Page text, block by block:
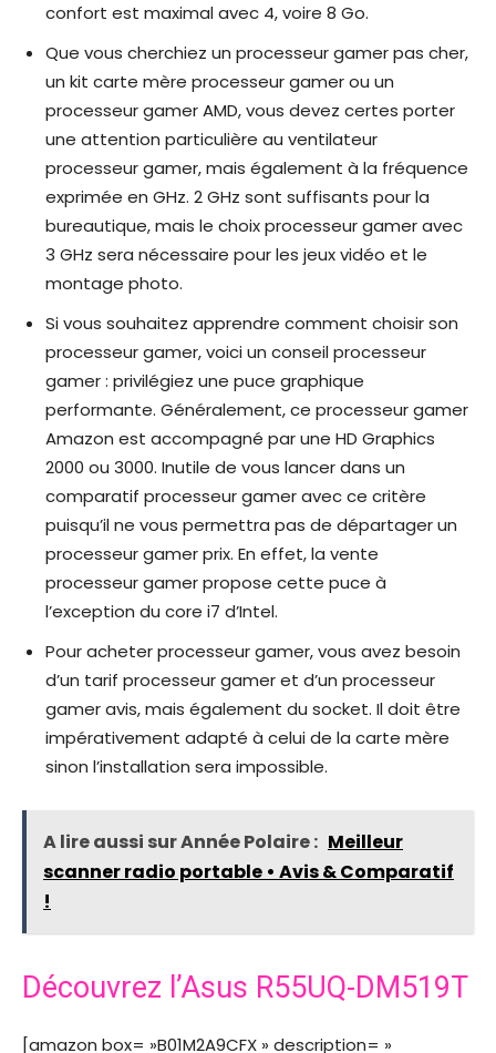
confort est maximal avec 4, voire 8 Go.
Que vous cherchiez un processeur gamer pas cher,
un kit carte mère processeur gamer ou un
processeur gamer AMD, vous devez certes porter
une attention particulière au ventilateur
processeur gamer, mais également à la fréquence
exprimée en GHz. 2 GHz sont suffisants pour la
bureautique, mais le choix processeur gamer avec
3 GHz sera nécessaire pour les jeux vidéo et le
montage photo.
Si vous souhaitez apprendre comment choisir son
processeur gamer, voici un conseil processeur
gamer : privilégiez une puce graphique
performante. Généralement, ce processeur gamer
Amazon est accompagné par une HD Graphics
2000 ou 3000. Inutile de vous lancer dans un
comparatif processeur gamer avec ce critère
puisqu’il ne vous permettra pas de départager un
processeur gamer prix. En effet, la vente
processeur gamer propose cette puce à
l’exception du core i7 d’Intel.
Pour acheter processeur gamer, vous avez besoin
d’un tarif processeur gamer et d’un processeur
gamer avis, mais également du socket. Il doit être
impérativement adapté à celui de la carte mère
sinon l’installation sera impossible.
A lire aussi sur Année Polaire : Meilleur
scanner radio portable • Avis & Comparatif
!
Découvrez l’Asus R55UQ-DM519T
[amazon box= »B01M2A9CFX » description= »